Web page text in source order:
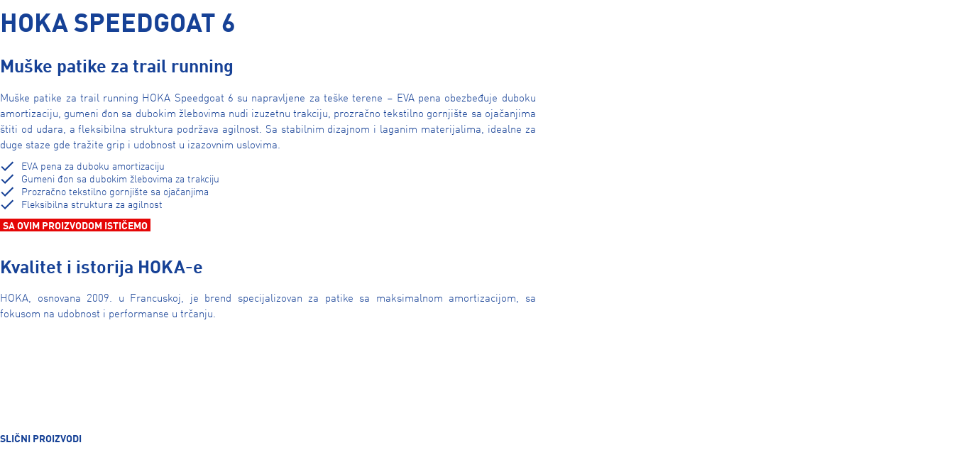
HOKA SPEEDGOAT 6
Muške patike za trail running
Muške patike za trail running HOKA Speedgoat 6 su napravljene za teške terene – EVA pena obezbeđuje duboku
amortizaciju, gumeni đon sa dubokim žlebovima nudi izuzetnu trakciju, prozračno tekstilno gornjište sa ojačanjima
štiti od udara, a fleksibilna struktura podržava agilnost. Sa stabilnim dizajnom i laganim materijalima, idealne za
duge staze gde tražite grip i udobnost u izazovnim uslovima.
EVA pena za duboku amortizaciju
Gumeni đon sa dubokim žlebovima za trakciju
Prozračno tekstilno gornjište sa ojačanjima
Fleksibilna struktura za agilnost
SA OVIM PROIZVODOM ISTIČEMO
Kvalitet i istorija HOKA-e
HOKA, osnovana 2009. u Francuskoj, je brend specijalizovan za patike sa maksimalnom amortizacijom, sa
fokusom na udobnost i performanse u trčanju.
SLIČNI PROIZVODI